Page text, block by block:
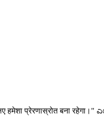
हमेशा प्रेरणास्रोत बना रहेगा।"